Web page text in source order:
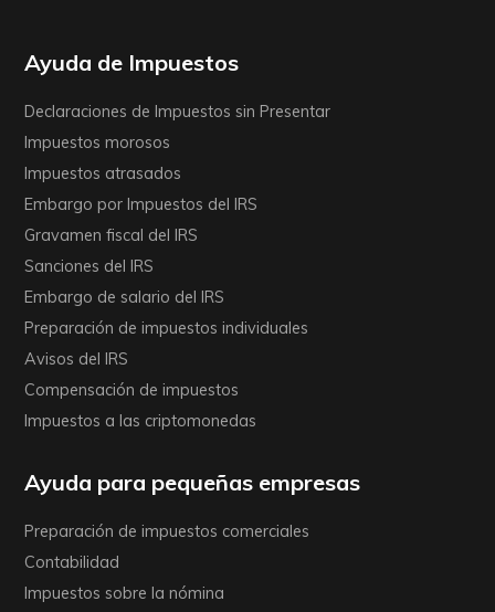
Ayuda de Impuestos
Declaraciones de Impuestos sin Presentar
Impuestos morosos
Impuestos atrasados
Embargo por Impuestos del IRS
Gravamen fiscal del IRS
Sanciones del IRS
Embargo de salario del IRS
Preparación de impuestos individuales
Avisos del IRS
Compensación de impuestos
Impuestos a las criptomonedas
Ayuda para pequeñas empresas
Preparación de impuestos comerciales
Contabilidad
Impuestos sobre la nómina